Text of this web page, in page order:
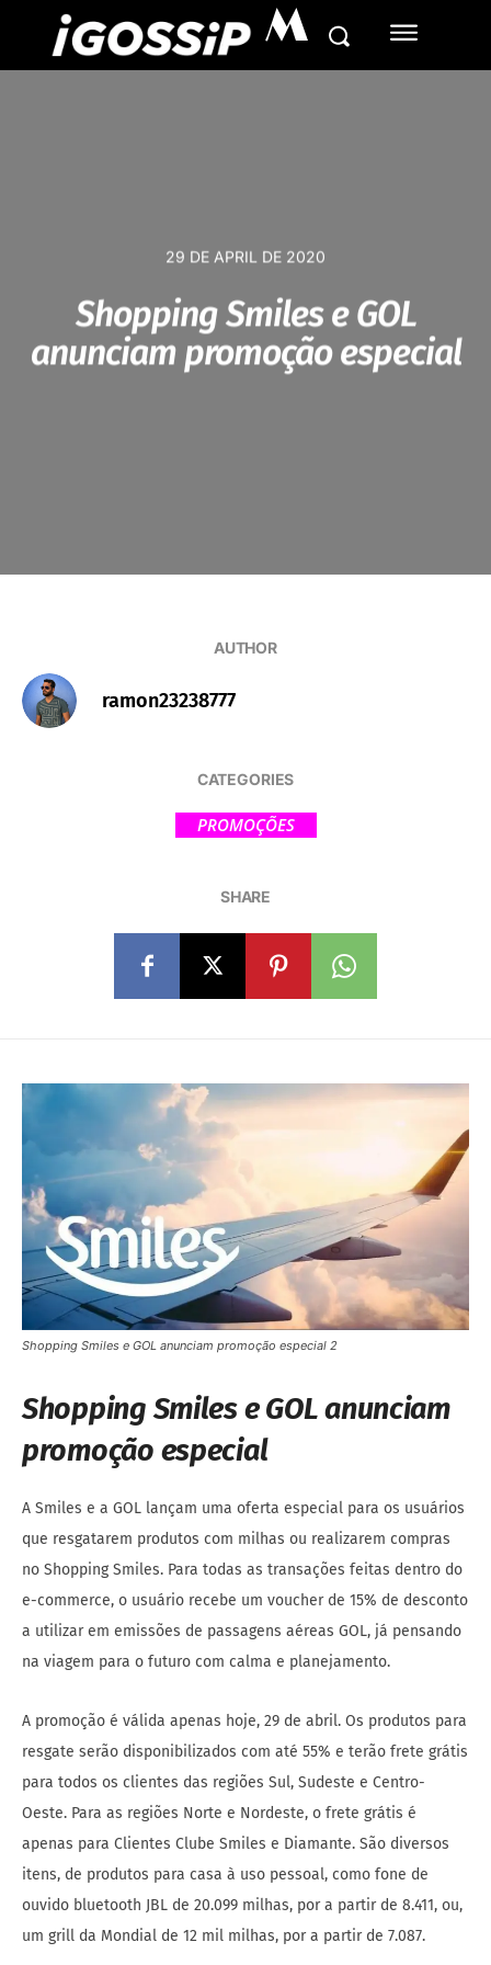
M
29 DE APRIL DE 2020
Shopping Smiles e GOL
anunciam promoção especial
AUTHOR
ramon23238777
CATEGORIES
PROMOÇÕES
SHARE
Shopping Smiles e GOL anunciam promoção especial 2
Shopping Smiles e GOL anunciam
promoção especial
A Smiles e a GOL lançam uma oferta especial para os usuários
que resgatarem produtos com milhas ou realizarem compras
no Shopping Smiles. Para todas as transações feitas dentro do
e-commerce, o usuário recebe um voucher de 15% de desconto
a utilizar em emissões de passagens aéreas GOL, já pensando
na viagem para o futuro com calma e planejamento.
A promoção é válida apenas hoje, 29 de abril. Os produtos para
resgate serão disponibilizados com até 55% e terão frete grátis
para todos os clientes das regiões Sul, Sudeste e Centro-
Oeste. Para as regiões Norte e Nordeste, o frete grátis é
apenas para Clientes Clube Smiles e Diamante. São diversos
itens, de produtos para casa à uso pessoal, como fone de
ouvido bluetooth JBL de 20.099 milhas, por a partir de 8.411, ou,
um grill da Mondial de 12 mil milhas, por a partir de 7.087.